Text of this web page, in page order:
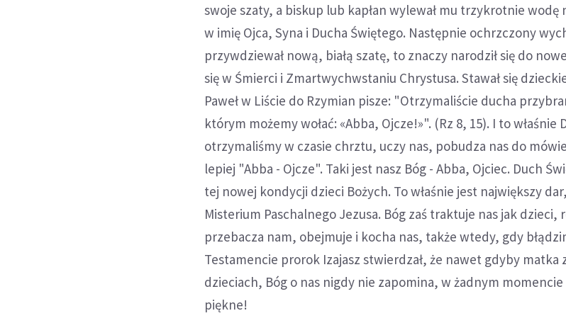
swoje szaty, a biskup lub kapłan wylewał mu trzykrotnie wodę
w imię Ojca, Syna i Ducha Świętego. Następnie ochrzczony
przywdziewał nową, białą szatę, to znaczy narodził się do
się w Śmierci i Zmartwychwstaniu Chrystusa. Stawał się
Paweł w Liście do Rzymian pisze: "Otrzymaliście ducha
którym możemy wołać: «Abba, Ojcze!»". (Rz 8, 15). I to
otrzymaliśmy w czasie chrztu, uczy nas, pobudza nas do
lepiej "Abba - Ojcze". Taki jest nasz Bóg - Abba, Ojciec. Duch
tej nowej kondycji dzieci Bożych. To właśnie jest największy
Misterium Paschalnego Jezusa. Bóg zaś traktuje nas jak dzieci,
przebacza nam, obejmuje i kocha nas, także wtedy, gdy
Testamencie prorok Izajasz stwierdzał, że nawet gdyby matka
dzieciach, Bóg o nas nigdy nie zapomina, w żadnym momencie
piękne!